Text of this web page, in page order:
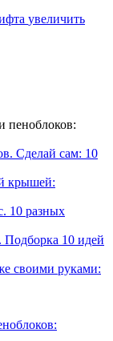
увеличить
пеноблоков:
Сделай сам: 10
крышей:
10 разных
10 идей
своими руками: